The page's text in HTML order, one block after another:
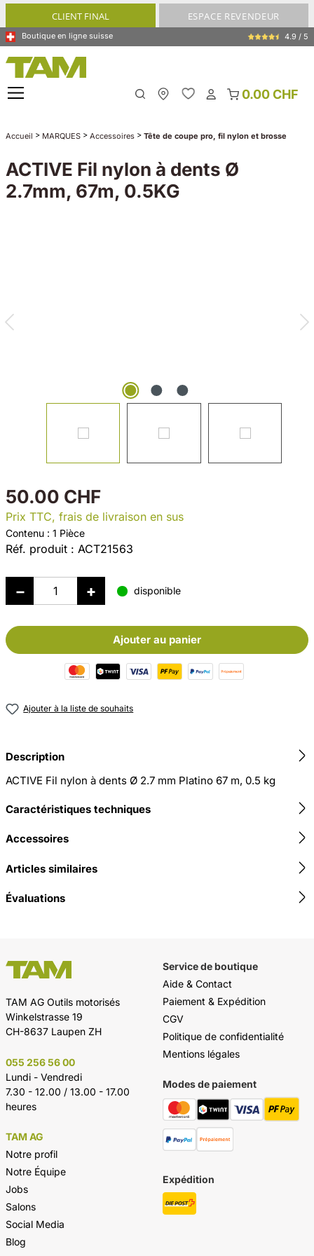
principalCLIENT FINAL ESPACE REVENDEUR
Boutique en ligne suisse 4.9 / 5
0.00 CHF
Accueil > MARQUES > Accessoires > Tête de coupe pro, fil nylon et brosse
ACTIVE Fil nylon à dents Ø
2.7mm, 67m, 0.5KG
50.00 CHF
Prix TTC, frais de livraison en sus
Contenu : 1 Pièce
Réf. produit : ACT21563
disponible
Ajouter au panier
Ajouter à la liste de souhaits
Description
ACTIVE Fil nylon à dents Ø 2.7 mm Platino 67 m, 0.5 kg
Caractéristiques techniques
Accessoires
Articles similaires
Évaluations
TAM AG Outils motorisés
Winkelstrasse 19
CH-8637 Laupen ZH
055 256 56 00
Lundi - Vendredi
7.30 - 12.00 / 13.00 - 17.00
heures
TAM AG
Notre profil
Notre Équipe
Jobs
Salons
Social Media
Blog
Service de boutique
Aide & Contact
Paiement & Expédition
CGV
Politique de confidentialité
Mentions légales
Modes de paiement
Expédition